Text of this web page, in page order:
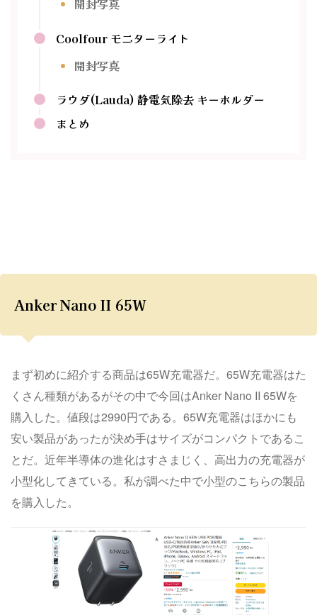
開封写真
Coolfour モニターライト
開封写真
ラウダ(Lauda) 静電気除去 キーホルダー
まとめ
Anker Nano II 65W
まず初めに紹介する商品は65W充電器だ。65W充電器はた
くさん種類があるがその中で今回はAnker Nano II 65Wを
購入した。値段は2990円である。65W充電器はほかにも
安い製品があったが決め手はサイズがコンパクトであるこ
とだ。近年半導体の進化はすさまじく、高出力の充電器が
小型化してきている。私が調べた中で小型のこちらの製品
を購入した。